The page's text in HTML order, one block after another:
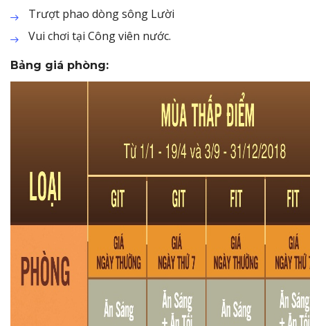
Trượt phao dòng sông Lười
Vui chơi tại Công viên nước.
Bảng giá phòng: